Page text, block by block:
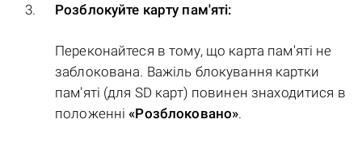
Розблокуйте карту пам'яті:
Переконайтеся в тому, що карта пам'яті не
заблокована. Важіль блокування картки
пам'яті (для SD карт) повинен знаходитися в
положенні«Розблоковано».